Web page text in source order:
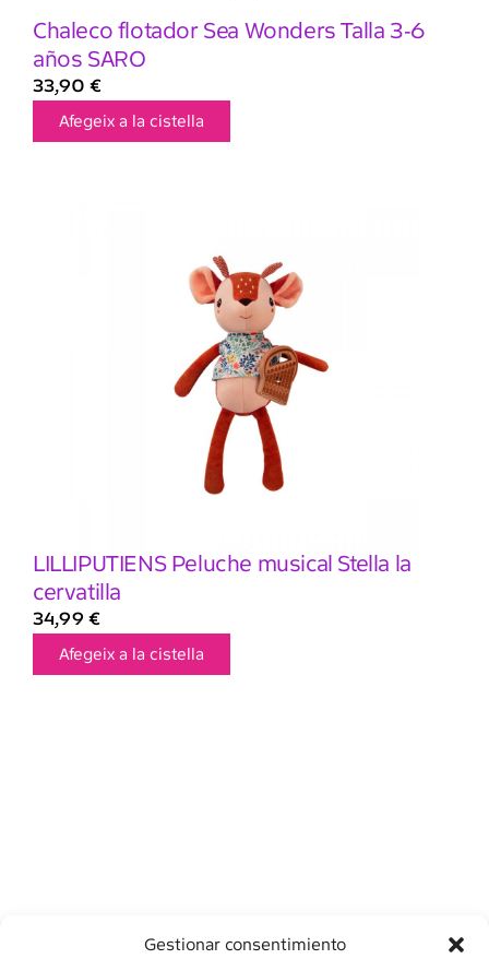
Gestionar consentimiento
Chaleco flotador Sea Wonders Talla 3-6
años SARO
33,90 €
Afegeix a la cistella
LILLIPUTIENS Peluche musical Stella la
cervatilla
34,99 €
Afegeix a la cistella